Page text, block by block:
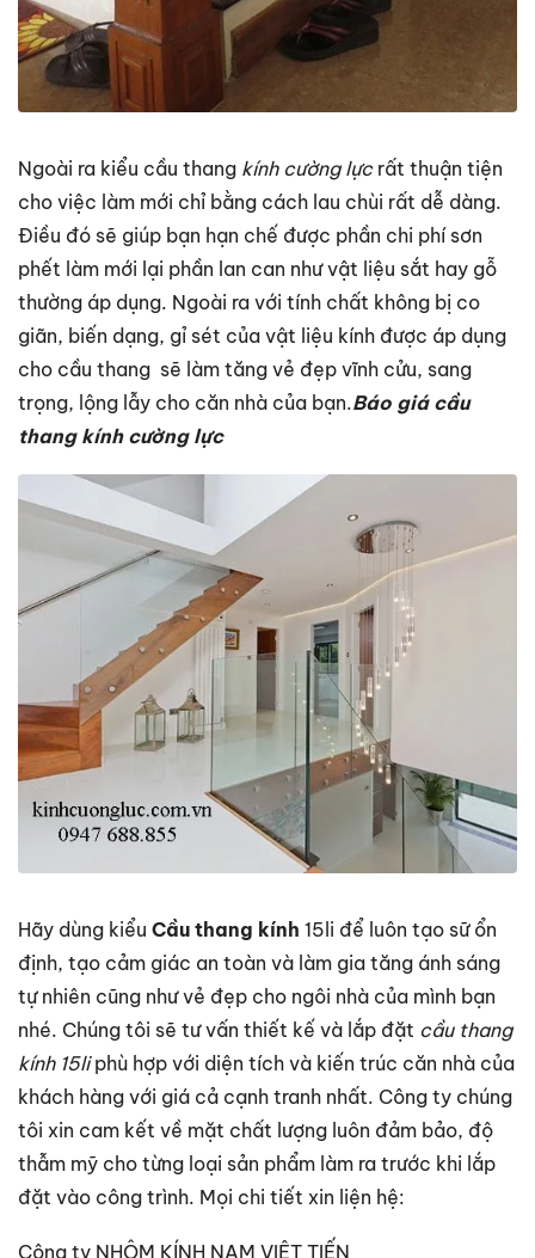
Ngoài ra kiểu cầu thang kính cường lựcrất thuận tiện
cho việc làm mới chỉ bằng cách lau chùi rất dễ dàng.
Điều đó sẽ giúp bạn hạn chế được phần chi phí sơn
phết làm mới lại phần lan can như vật liệu sắt hay gỗ
thường áp dụng. Ngoài ra với tính chất không bị co
giãn, biến dạng, gỉ sét của vật liệu kính được áp dụng
cho cầu thang sẽ làm tăng vẻ đẹp vĩnh cửu, sang
trọng, lộng lẫy cho căn nhà của bạn.Báo giá cầu
thang kính cường lực
Hãy dùng kiểu Cầu thang kính 15li để luôn tạo sữ ổn
định, tạo cảm giác an toàn và làm gia tăng ánh sáng
tự nhiên cũng như vẻ đẹp cho ngôi nhà của mình bạn
nhé. Chúng tôi sẽ tư vấn thiết kế và lắp đặt cầu thang
kính 15liphù hợp với diện tích và kiến trúc căn nhà của
khách hàng với giá cả cạnh tranh nhất. Công ty chúng
tôi xin cam kết về mặt chất lượng luôn đảm bảo, độ
thẫm mỹ cho từng loại sản phẩm làm ra trước khi lắp
đặt vào công trình. Mọi chi tiết xin liện hệ:
Công ty NHÔM KÍNH NAM VIỆT TIẾN